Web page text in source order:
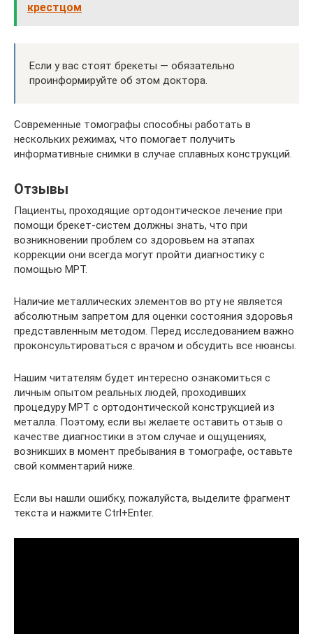
крестцом
Если у вас стоят брекеты — обязательно
проинформируйте об этом доктора.
Современные томографы способны работать в
нескольких режимах, что помогает получить
информативные снимки в случае сплавных конструкций.
Отзывы
Пациенты, проходящие ортодонтическое лечение при
помощи брекет-систем должны знать, что при
возникновении проблем со здоровьем на этапах
коррекции они всегда могут пройти диагностику с
помощью МРТ.
Наличие металлических элементов во рту не является
абсолютным запретом для оценки состояния здоровья
представленным методом. Перед исследованием важно
проконсультироваться с врачом и обсудить все нюансы.
Нашим читателям будет интересно ознакомиться с
личным опытом реальных людей, проходивших
процедуру МРТ с ортодонтической конструкцией из
металла. Поэтому, если вы желаете оставить отзыв о
качестве диагностики в этом случае и ощущениях,
возникших в момент пребывания в томографе, оставьте
свой комментарий ниже.
Если вы нашли ошибку, пожалуйста, выделите фрагмент
текста и нажмите Ctrl+Enter.